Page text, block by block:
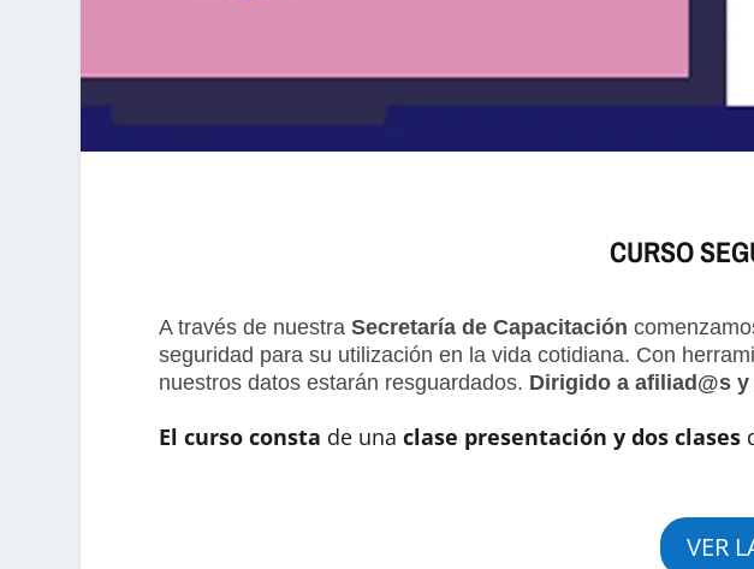
CURSO
A través de nuestra Secretaría de Capacitación
seguridad para su utilización en la vida cotidiana. Con
nuestros datos estarán resguardados. Dirigido a afiliad@s
El curso consta de una clase presentación y dos clases
VER